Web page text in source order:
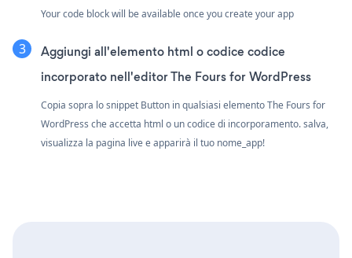
Your code block will be available once you create your app
Aggiungi all'elemento html o codice codice
incorporato nell'editor The Fours for WordPress
Copia sopra lo snippet Button in qualsiasi elemento The Fours for
WordPress che accetta html o un codice di incorporamento. salva,
visualizza la pagina live e apparirà il tuo nome_app!